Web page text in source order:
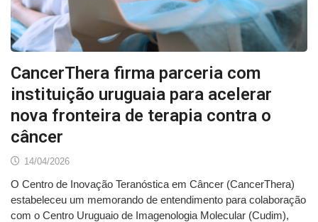
CancerThera firma parceria com
instituição uruguaia para acelerar
nova fronteira de terapia contra o
câncer
14/04/2026
O Centro de Inovação Teranóstica em Câncer (CancerThera)
estabeleceu um memorando de entendimento para colaboração
com o Centro Uruguaio de Imagenologia Molecular (Cudim),